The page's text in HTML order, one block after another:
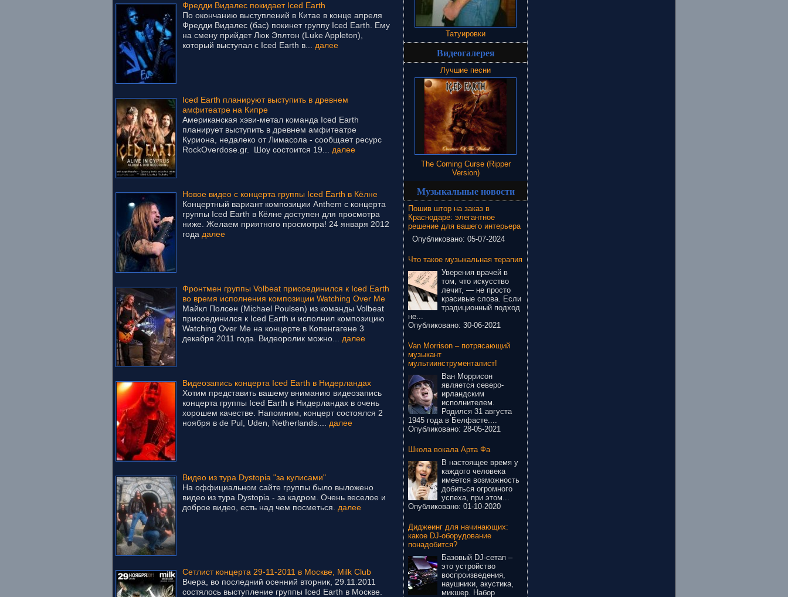
Фредди Видалес покидает Iced Earth
По окончанию выступлений в Китае в конце апреля
Фредди Видалес (бас) покинет группу Iced Earth. Ему
на смену прийдет Люк Эплтон (Luke Appleton),
который выступал с Iced Earth в...
далее
Iced Earth планируют выступить в древнем
амфитеатре на Кипре
Американская хэви-метал команда Iced Earth
планирует выступить в древнем амфитеатре
Куриона, недалеко от Лимасола - сообщает ресурс
RockOverdose.gr. Шоу состоится 19...
далее
Новое видео с концерта группы Iced Earth в Кёлне
Концертный вариант композиции Anthem с концерта
группы Iced Earth в Кёлне доступен для просмотра
ниже. Желаем приятного просмотра! 24 января 2012
года далее
Фронтмен группы Volbeat присоединился к Iced Earth
во время исполнения композиции Watching Over Me
Майкл Полсен (Michael Poulsen) из команды Volbeat
присоединился к Iced Earth и исполнил композицию
Watching Over Me на концерте в Копенгагене 3
декабря 2011 года. Видеоролик можно...
далее
Видеозапись концерта Iced Earth в Нидерландах
Хотим представить вашему вниманию видеозапись
концерта группы Iced Earth в Нидерландах в очень
хорошем качестве. Напомним, концерт состоялся 2
ноября в de Pul, Uden, Netherlands....
далее
Видео из тура Dystopia "за кулисами"
На оффициальном сайте группы было выложено
видео из тура Dystopia - за кадром. Очень веселое и
доброе видео, есть над чем посметься.
далее
Сетлист концерта 29-11-2011 в Москве, Milk Club
Вчера, во последний осенний вторник, 29.11.2011
состялось выступление группы Iced Earth в Москве.
Татуировки
Видеогалерея
Лучшие песни
The Coming Curse (Ripper
Version)
Музыкальные новости
Пошив штор на заказ в
Краснодаре: элегантное
решение для вашего интерьера
Опубликовано: 05-07-2024
Что такое музыкальная терапия
Уверения врачей в
том, что искусство
лечит, — не просто
красивые слова. Если
традиционный подход
не...
Опубликовано: 30-06-2021
Van Morrison – потрясающий
музыкант
мультиинструменталист!
Ван Моррисон
является северо-
ирландским
исполнителем.
Родился 31 августа
1945 года в Белфасте....
Опубликовано: 28-05-2021
Школа вокала Арта Фа
В настоящее время у
каждого человека
имеется возможность
добиться огромного
успеха, при этом...
Опубликовано: 01-10-2020
Диджеинг для начинающих:
какое DJ-оборудование
понадобится?
Базовый DJ-сетап –
это устройство
воспроизведения,
наушники, акустика,
микшер. Набор